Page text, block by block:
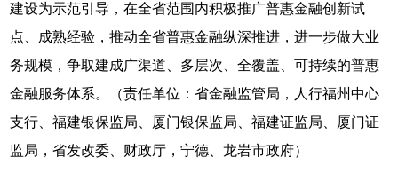
建设为示范引导，在全省范围内积极推广普惠金融创新试
点、成熟经验，推动全省普惠金融纵深推进，进一步做大业
务规模，争取建成广渠道、多层次、全覆盖、可持续的普惠
金融服务体系。（责任单位：省金融监管局，人行福州中心
支行、福建银保监局、厦门银保监局、福建证监局、厦门证
监局，省发改委、财政厅，宁德、龙岩市政府）